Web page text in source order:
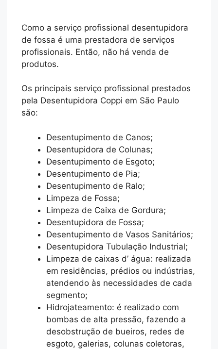
Como a serviço profissional desentupidora
de fossa é uma prestadora de serviços
profissionais. Então, não há venda de
produtos.
Os principais serviço profissional prestados
pela Desentupidora Coppi em São Paulo
são:
Desentupimento de Canos;
Desentupidora de Colunas;
Desentupimento de Esgoto;
Desentupimento de Pia;
Desentupimento de Ralo;
Limpeza de Fossa;
Limpeza de Caixa de Gordura;
Desentupidora de Fossa;
Desentupimento de Vasos Sanitários;
Desentupidora Tubulação Industrial;
Limpeza de caixas d’ água: realizada
em residências, prédios ou indústrias,
atendendo às necessidades de cada
segmento;
Hidrojateamento: é realizado com
bombas de alta pressão, fazendo a
desobstrução de bueiros, redes de
esgoto, galerias, colunas coletoras,